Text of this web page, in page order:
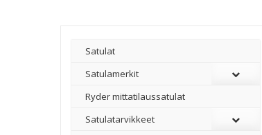
Satulat
Satulamerkit
Ryder mittatilaussatulat
Satulatarvikkeet
–